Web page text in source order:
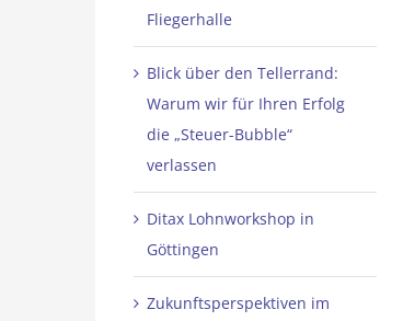
Fliegerhalle
Blick über den Tellerrand:
Warum wir für Ihren Erfolg
die „Steuer-Bubble“
verlassen
Ditax Lohnworkshop in
Göttingen
Zukunftsperspektiven im